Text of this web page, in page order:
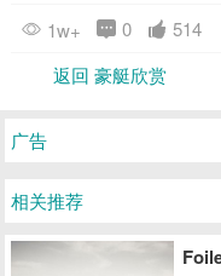
1w+ 0
514
返回 豪艇欣赏
广告
相关推荐